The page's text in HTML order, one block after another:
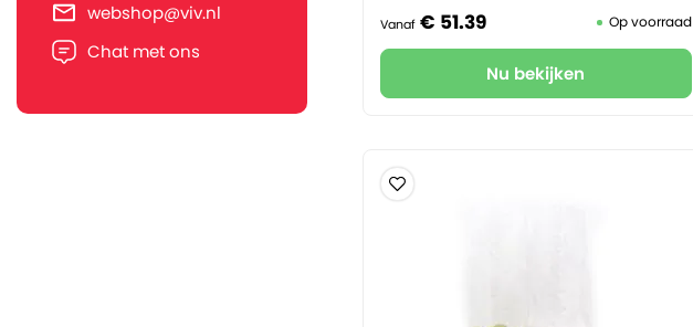
webshop@viv.nl
Chat met ons
Vanaf € 51.39 Op voorraad
Nu bekijken